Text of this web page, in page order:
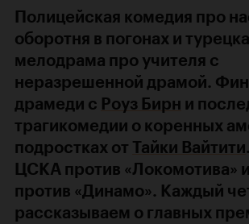
Полицейская комедия про
оборотня в погонах и
мелодрама про учителя с
неразрешенной драмой.
драмеди с Роуз Бирн и
трагикомедии о коренных
подростках от Тайки Вайтити
ЦСКА против «Локомотива»
против «Динамо». Каждый
рассказываем о главных